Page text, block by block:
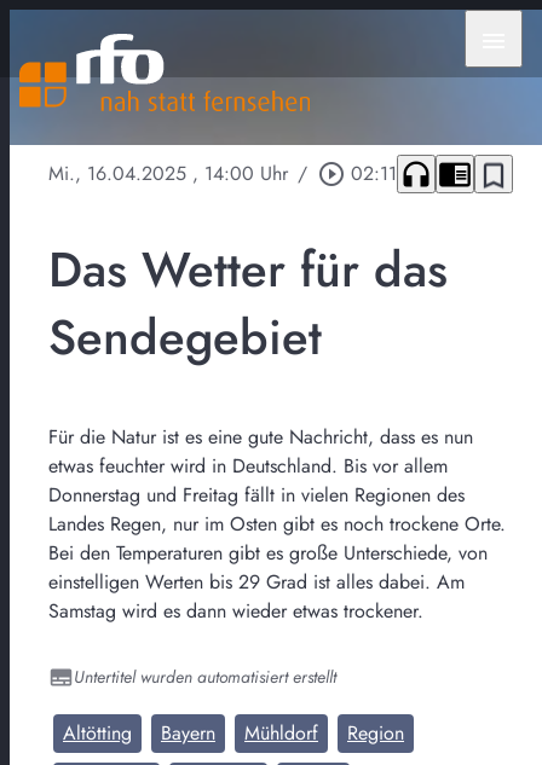
Mi., 16.04.2025 , 14:00 Uhr / play_circle_outline 02:11 headphones chrome_reader_mode bookmark_border
Das Wetter für das
Sendegebiet
Für die Natur ist es eine gute Nachricht, dass es nun
etwas feuchter wird in Deutschland. Bis vor allem
Donnerstag und Freitag fällt in vielen Regionen des
Landes Regen, nur im Osten gibt es noch trockene Orte.
Bei den Temperaturen gibt es große Unterschiede, von
einstelligen Werten bis 29 Grad ist alles dabei. Am
Samstag wird es dann wieder etwas trockener.
Untertitel wurden automatisiert erstellt
Altötting Bayern Mühldorf
Region